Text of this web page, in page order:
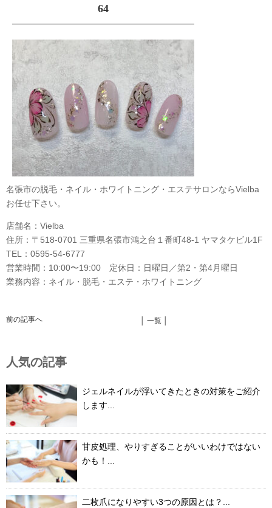
64
名張市の脱毛・ネイル・ホワイトニング・エステサロンならVielba
お任せ下さい。
店舗名：Vielba
住所：〒518-0701 三重県名張市鴻之台１番町48-1 ヤマタケビル1F
TEL：0595-54-6777
営業時間：10:00〜19:00 定休日：日曜日／第2・第4月曜日
業務内容：ネイル・脱毛・エステ・ホワイトニング
前の記事へ │ 一覧 │
人気の記事
ジェルネイルが浮いてきたときの対策をご紹介
します...
甘皮処理、やりすぎることがいいわけではない
かも！...
二枚爪になりやすい3つの原因とは？...